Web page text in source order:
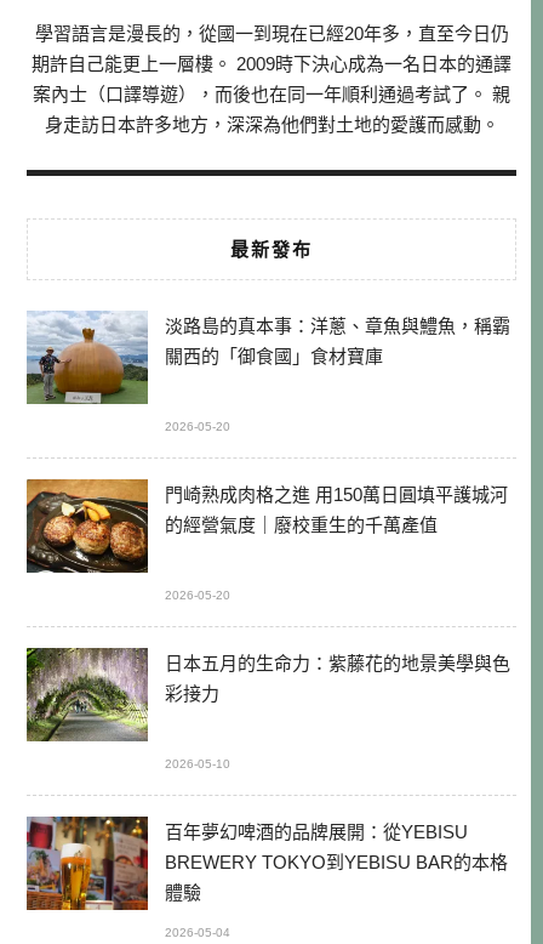
學習語言是漫長的，從國一到現在已經20年多，直至今日仍
期許自己能更上一層樓。 2009時下決心成為一名日本的通譯
案內士（口譯導遊），而後也在同一年順利通過考試了。 親
身走訪日本許多地方，深深為他們對土地的愛護而感動。
最新發布
淡路島的真本事：洋蔥、章魚與鱧魚，稱霸
關西的「御食國」食材寶庫
2026-05-20
門崎熟成肉格之進 用150萬日圓填平護城河
的經營氣度｜廢校重生的千萬產值
2026-05-20
日本五月的生命力：紫藤花的地景美學與色
彩接力
2026-05-10
百年夢幻啤酒的品牌展開：從YEBISU
BREWERY TOKYO到YEBISU BAR的本格
體驗
2026-05-04